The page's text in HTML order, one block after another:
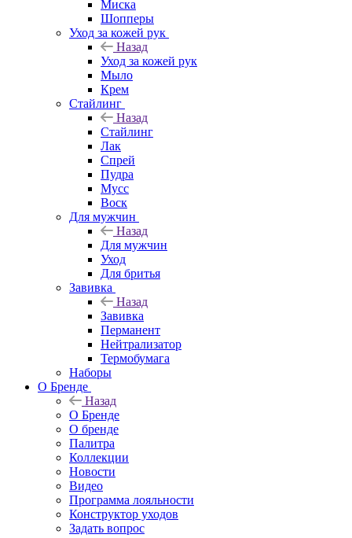
Миска
Шопперы
Уход за кожей рук
Назад
Уход за кожей рук
Мыло
Крем
Стайлинг
Назад
Стайлинг
Лак
Спрей
Пудра
Мусс
Воск
Для мужчин
Назад
Для мужчин
Уход
Для бритья
Завивка
Назад
Завивка
Перманент
Нейтрализатор
Термобумага
Наборы
О Бренде
Назад
О Бренде
О бренде
Палитра
Коллекции
Новости
Видео
Программа лояльности
Конструктор уходов
Задать вопрос